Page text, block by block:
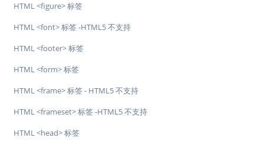
HTML <figure> 标签
HTML <font> 标签 -HTML5 不支持
HTML <footer> 标签
HTML <form> 标签
HTML <frame> 标签 - HTML5 不支持
HTML <frameset> 标签 -HTML5 不支持
HTML <head> 标签